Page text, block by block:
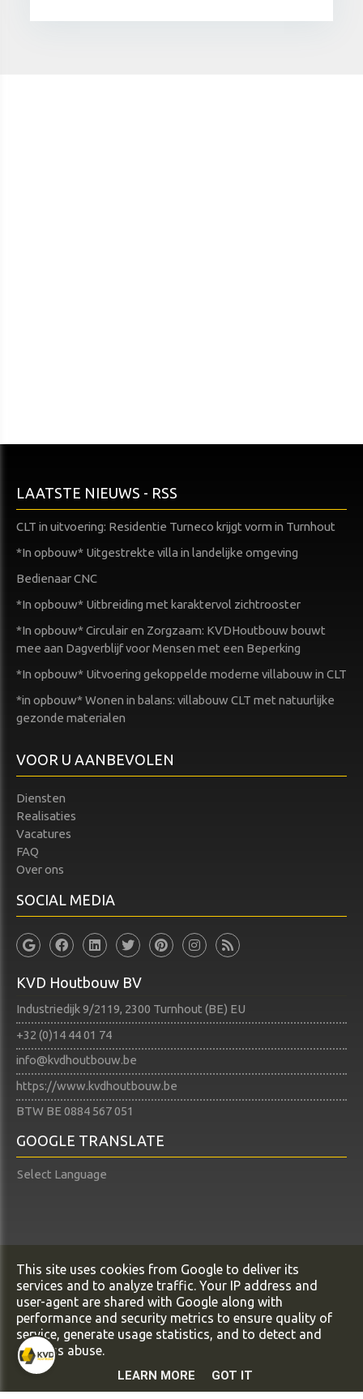
LAATSTE NIEUWS - RSS
CLT in uitvoering: Residentie Turneco krijgt vorm in Turnhout
*In opbouw* Uitgestrekte villa in landelijke omgeving
Bedienaar CNC
*In opbouw* Uitbreiding met karaktervol zichtrooster
*In opbouw* Circulair en Zorgzaam: KVDHoutbouw bouwt
mee aan Dagverblijf voor Mensen met een Beperking
*In opbouw* Uitvoering gekoppelde moderne villabouw in CLT
*in opbouw* Wonen in balans: villabouw CLT met natuurlijke
gezonde materialen
VOOR U AANBEVOLEN
Diensten
Realisaties
Vacatures
FAQ
Over ons
SOCIAL MEDIA
KVD Houtbouw BV
Industriedijk 9/2119, 2300 Turnhout (BE) EU
+32 (0)14 44 01 74​​​​​​​
info@kvdhoutbouw.be
https://www.kvdhoutbouw.be
BTW BE 0884 567 051
GOOGLE TRANSLATE
Select Language
Copyright All Rights Reserved © KVD Houtbouw BV
Privacy & Cookies
UP-TO-DATE WebDesign
This site uses cookies from Google to deliver its
services and to analyze traffic. Your IP address and
user-agent are shared with Google along with
performance and security metrics to ensure quality of
service, generate usage statistics, and to detect and
address abuse.
LEARN MORE
GOT IT